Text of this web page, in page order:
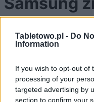
Tabletowo.pl - Do
Information
If you wish to opt-out of
processing of your
targeted advertising by
section to confirm your
– zyski
rynku